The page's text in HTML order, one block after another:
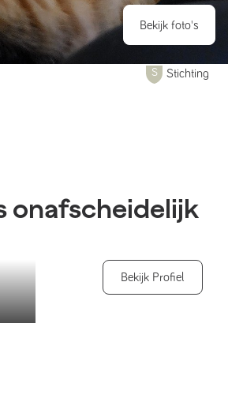
Bekijk foto's
Stichting
onafscheidelijk
Bekijk Profiel